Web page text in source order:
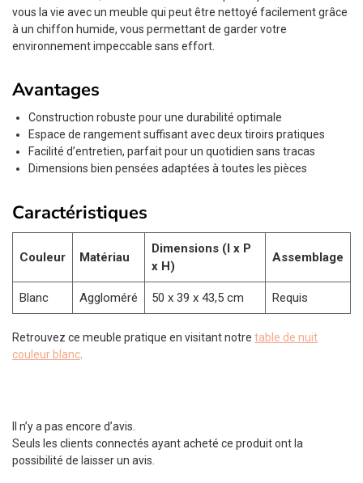
vous la vie avec un meuble qui peut être nettoyé facilement grâce
à un chiffon humide, vous permettant de garder votre
environnement impeccable sans effort.
Avantages
Construction robuste pour une durabilité optimale
Espace de rangement suffisant avec deux tiroirs pratiques
Facilité d’entretien, parfait pour un quotidien sans tracas
Dimensions bien pensées adaptées à toutes les pièces
Caractéristiques
Couleur Matériau
Dimensions (l x P
x H)
Assemblage
Blanc Aggloméré 50 x 39 x 43,5 cm Requis
Retrouvez ce meuble pratique en visitant notre table de nuit
couleur blanc
Il n’y a pas encore d’avis.
Seuls les clients connectés ayant acheté ce produit ont la
possibilité de laisser un avis.